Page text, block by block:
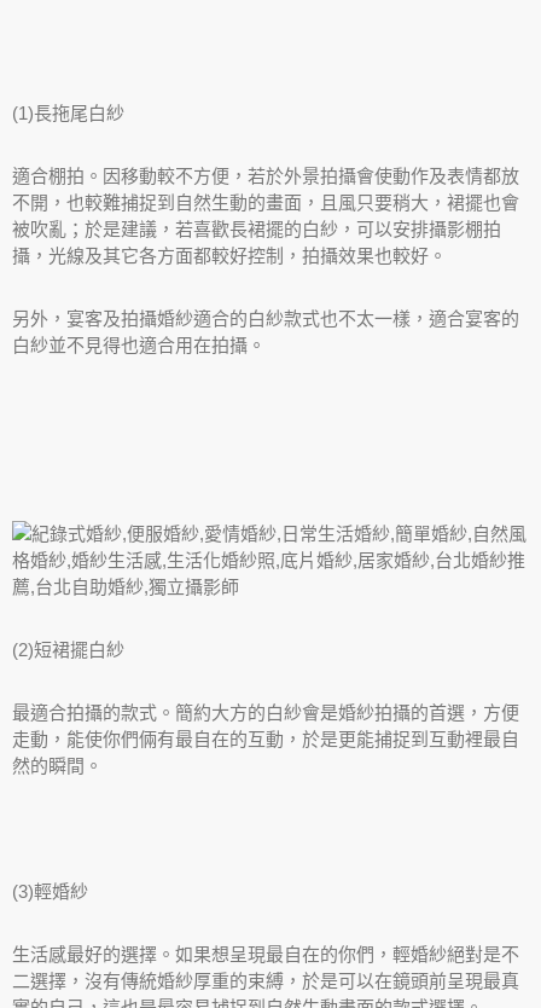
(1)長拖尾白紗
適合棚拍。因移動較不方便，若於外景拍攝會使動作及表情都放
不開，也較難捕捉到自然生動的畫面，且風只要稍大，裙擺也會
被吹亂；於是建議，若喜歡長裙擺的白紗，可以安排攝影棚拍
攝，光線及其它各方面都較好控制，拍攝效果也較好。
另外，宴客及拍攝婚紗適合的白紗款式也不太一樣，適合宴客的
白紗並不見得也適合用在拍攝。
(2)短裙擺白紗
最適合拍攝的款式。簡約大方的白紗會是婚紗拍攝的首選，方便
走動，能使你們倆有最自在的互動，於是更能捕捉到互動裡最自
然的瞬間。
(3)輕婚紗
生活感最好的選擇。如果想呈現最自在的你們，輕婚紗絕對是不
二選擇，沒有傳統婚紗厚重的束縛，於是可以在鏡頭前呈現最真